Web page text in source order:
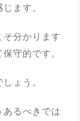
ます。
分かります
守的です。
ょう。
るべきでは